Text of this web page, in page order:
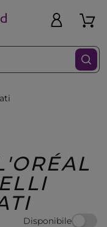
Disponibile
Filtra